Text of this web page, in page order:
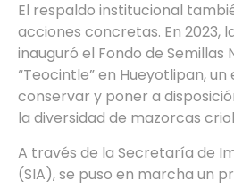
El respaldo institucional
acciones concretas. En 2023,
inauguró el Fondo de Semillas
“Teocintle” en Hueyotlipan,
conservar y poner a
la diversidad de mazorcas
A través de la Secretaría de
(SIA), se puso en marcha un